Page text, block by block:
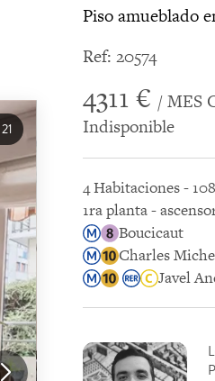
21
Piso amueblado
Ref: 20574
4311 € / MES
Indisponible
4 Habitaciones -
1ra planta -
Boucicaut
Charles
Javel